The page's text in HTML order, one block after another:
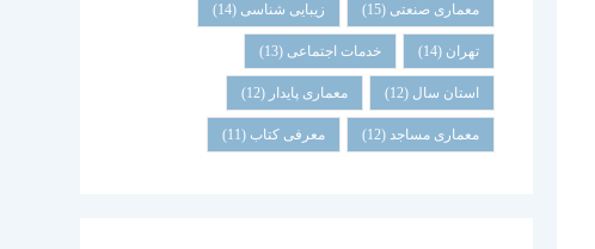
معماری صنعتی (15) زیبایی شناسی (14)
تهران (14) خدمات اجتماعی (13)
استان سال (12) معماری پایدار (12)
معماری مساجد(12) معرفی کتاب (11)